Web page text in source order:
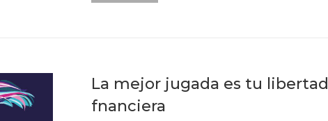
La mejor jugada es tu libertad
fnanciera